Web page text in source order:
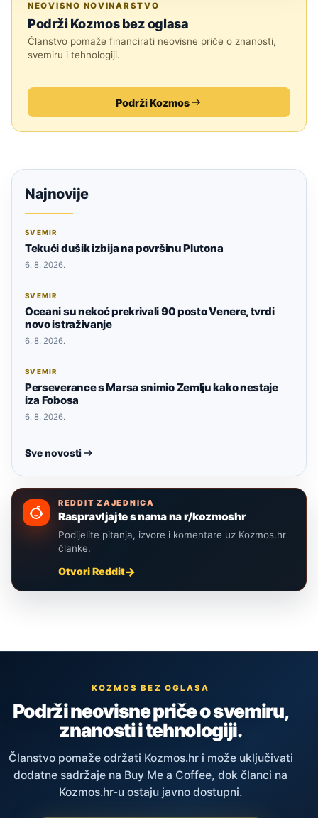
NEOVISNO NOVINARSTVO
Podrži Kozmos bez oglasa
Članstvo pomaže financirati neovisne priče o znanosti,
svemiru i tehnologiji.
Podrži Kozmos
Najnovije
SVEMIR
Tekući dušik izbija na površinu Plutona
6. 8. 2026.
SVEMIR
Oceani su nekoć prekrivali 90 posto Venere, tvrdi
novo istraživanje
6. 8. 2026.
SVEMIR
Perseverance s Marsa snimio Zemlju kako nestaje
iza Fobosa
6. 8. 2026.
Sve novosti
REDDIT ZAJEDNICA
Raspravljajte s nama na r/kozmoshr
Podijelite pitanja, izvore i komentare uz Kozmos.hr
članke.
Otvori Reddit
KOZMOS BEZ OGLASA
Podrži neovisne priče o svemiru,
znanosti i tehnologiji.
Članstvo pomaže održati Kozmos.hr i može uključivati
dodatne sadržaje na Buy Me a Coffee, dok članci na
Kozmos.hr-u ostaju javno dostupni.